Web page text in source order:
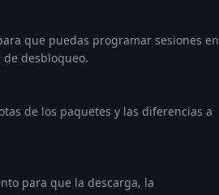
que puedas programar sesiones en
desbloqueo.
de los paquetes y las diferencias a
para que la descarga, la